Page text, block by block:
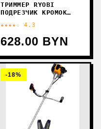
ТРИММЕР RYOBI
ПОДРЕЗЧИК КРОМОК
★★★★☆ 4.3
628.00 BYN
-18%